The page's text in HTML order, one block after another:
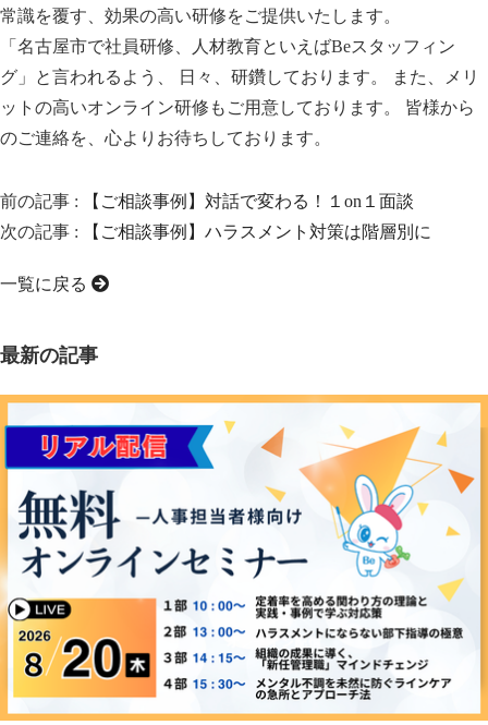
常識を覆す、効果の高い研修をご提供いたします。
「名古屋市で社員研修、人材教育といえばBeスタッフィン
グ」と言われるよう、 日々、研鑽しております。 また、メリ
ットの高いオンライン研修もご用意しております。 皆様から
のご連絡を、心よりお待ちしております。
前の記事 :
【ご相談事例】対話で変わる！１on１面談
次の記事 :
【ご相談事例】ハラスメント対策は階層別に
一覧に戻る
最新の記事